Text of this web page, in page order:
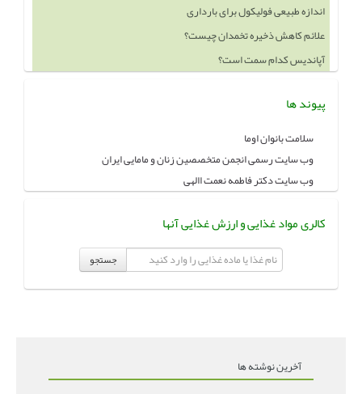
اندازه طبیعی فولیکول برای بارداری
علائم کاهش ذخیره تخمدان چیست؟
آپاندیس کدام سمت است؟
پیوند ها
سلامت بانوان اوما
وب سایت رسمی انجمن متخصصین زنان و مامایی ایران
وب سایت دکتر فاطمه نعمت االهی
کالری مواد غذایی و ارزش غذایی آنها
جستجو
آخرین نوشته ها